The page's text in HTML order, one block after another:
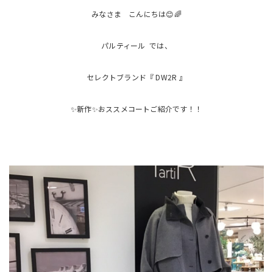
みなさま こんにちは😊🌈
パルティール では、
セレクトブランド『 DW2R 』
✨新作✨おススメコートご紹介です！！